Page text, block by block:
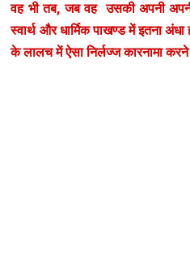
वह भी तब, जब वह उसकी अपनी
स्वार्थ और धार्मिक पाखण्ड में इतना
के लालच में ऐसा निर्लज्ज कारनामा